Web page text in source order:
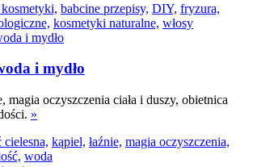
babcine przepisy, DIY, fryzura,
kosmetyki naturalne, włosy
i mydło
magia oczyszczenia ciała i duszy, obietnica
»
cielesna, kąpiel, łaźnie, magia oczyszczenia,
woda